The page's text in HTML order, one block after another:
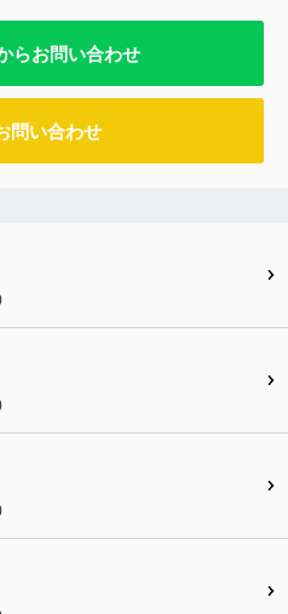
らお問い合わせ
問い合わせ